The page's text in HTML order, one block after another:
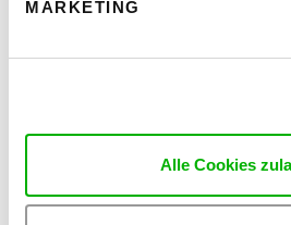
MARKETING
Alle Cookies
MEHR